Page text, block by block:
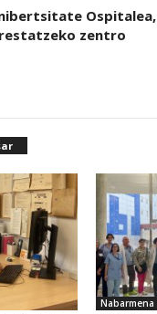
Ospitalea,
zentro
Nabarmena